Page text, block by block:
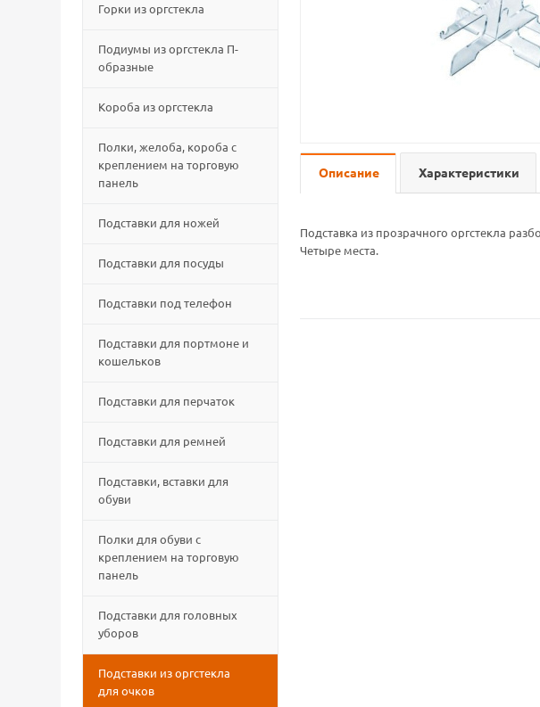
Горки из оргстекла
Подиумы из оргстекла П-
образные
Короба из оргстекла
Полки, желоба, короба с
креплением на торговую
панель
Подставки для ножей
Подставки для посуды
Подставки под телефон
Подставки для портмоне и
кошельков
Подставки для перчаток
Подставки для ремней
Подставки, вставки для
обуви
Полки для обуви с
креплением на торговую
панель
Подставки для головных
уборов
Подставки из оргстекла
для очков
Описание Характеристики
Подставка из прозрачного оргстекла
Четыре места.